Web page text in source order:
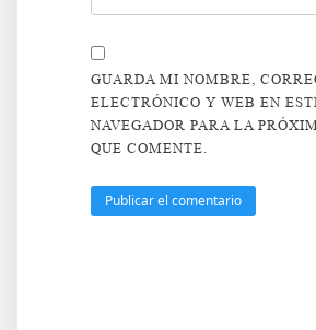
GUARDA MI NOMBRE,
ELECTRÓNICO Y WEB EN
NAVEGADOR PARA LA
QUE COMENTE.